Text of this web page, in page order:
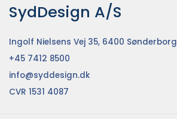
SydDesign A/S
Ingolf Nielsens Vej 35, 6400 Sønderborg
+45 7412 8500
info@syddesign.dk
CVR 1531 4087